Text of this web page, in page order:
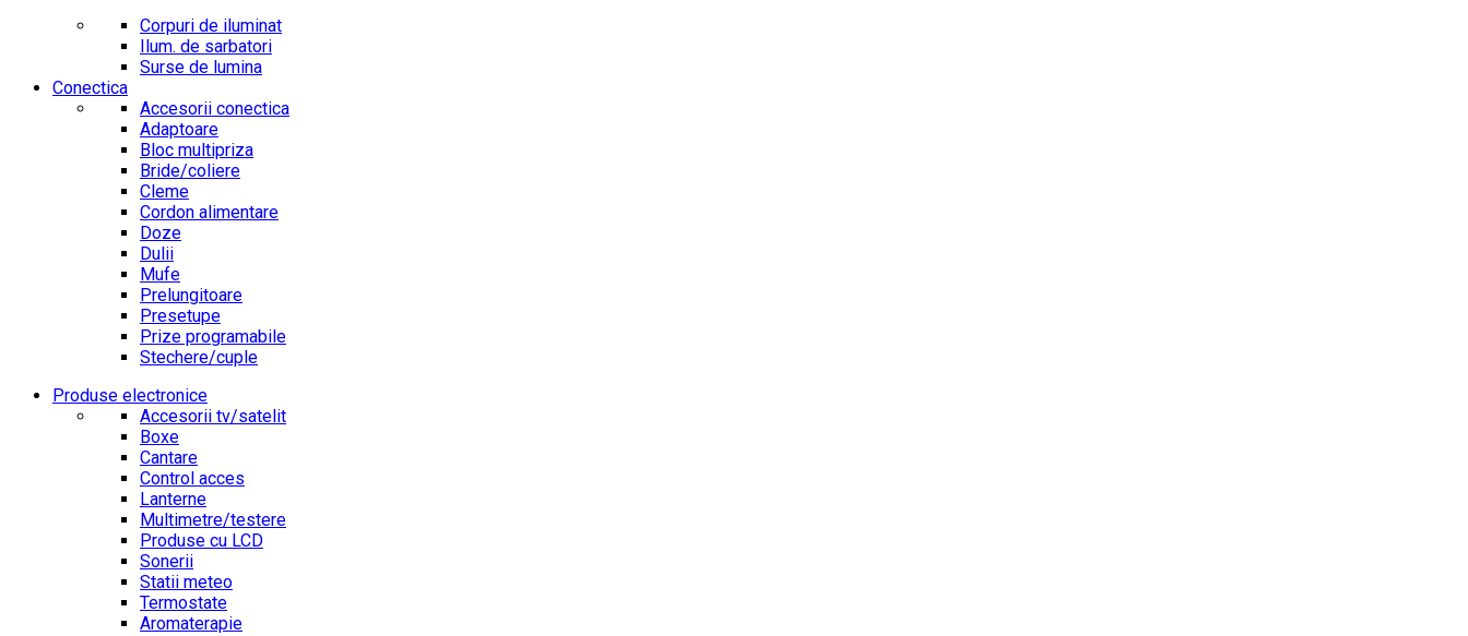
Corpuri de iluminat
Ilum. de sarbatori
Surse de lumina
Conectica
Accesorii conectica
Adaptoare
Bloc multipriza
Bride/coliere
Cleme
Cordon alimentare
Doze
Dulii
Mufe
Prelungitoare
Presetupe
Prize programabile
Stechere/cuple
Produse electronice
Accesorii tv/satelit
Boxe
Cantare
Control acces
Lanterne
Multimetre/testere
Produse cu LCD
Sonerii
Statii meteo
Termostate
Aromaterapie